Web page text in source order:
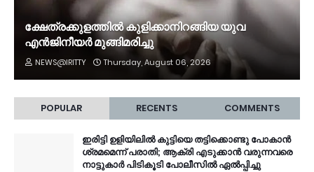
ക്ഷേത്രക്കുളത്തില്‍ കുളിക്കാനിറങ്ങിയ യുവ
എൻജിനീയര്‍ മുങ്ങിമരിച്ചു
NEWS@IRITTY Thursday, August 06, 2026
POPULAR RECENTS COMMENTS
ഇരിട്ടി ഉളിയിലിൽ കുട്ടിയെ തട്ടിക്കൊണ്ടു പോകാൻ
ശ്രമമെന്ന് പരാതി; ആക്രി എടുക്കാൻ വരുന്നവരെ
നാട്ടുകാർ പിടികൂടി പോലീസിൽ ഏൽപ്പിച്ചു